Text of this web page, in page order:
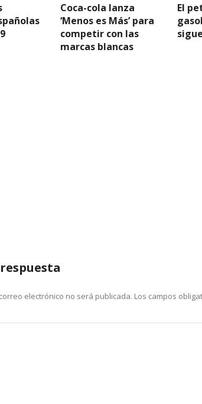
Coca-cola lanza
‘Menos es Más’ para
competir con las
marcas blancas
El
sigue
electrónico no será publicada. Los campos